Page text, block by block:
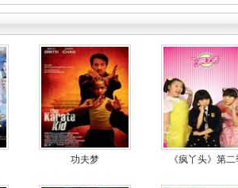
功夫梦 《疯丫头》第二